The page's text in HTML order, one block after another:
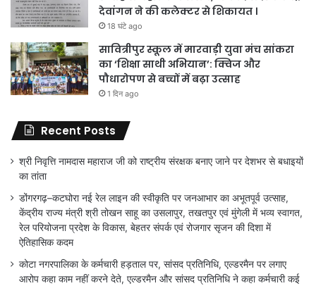
देवांगन ने की कलेक्टर से शिकायत ।
18 घंटे ago
सावित्रीपुर स्कूल में मारवाड़ी युवा मंच सांकरा
का ‘शिक्षा साथी अभियान’: क्विज और
पौधारोपण से बच्चों में बढ़ा उत्साह
1 दिन ago
Recent Posts
श्री निवृत्ति नामदास महाराज जी को राष्ट्रीय संरक्षक बनाए जाने पर देशभर से बधाइयों
का तांता
डोंगरगढ़–कटघोरा नई रेल लाइन की स्वीकृति पर जनआभार का अभूतपूर्व उत्साह,
केंद्रीय राज्य मंत्री श्री तोखन साहू का उसलापुर, तखतपुर एवं मुंगेली में भव्य स्वागत,
रेल परियोजना प्रदेश के विकास, बेहतर संपर्क एवं रोजगार सृजन की दिशा में
ऐतिहासिक कदम
कोटा नगरपालिका के कर्मचारी हड़ताल पर, सांसद प्रतिनिधि, एल्डरमैन पर लगाए
आरोप कहा काम नहीं करने देते, एल्डरमैन और सांसद प्रतिनिधि ने कहा कर्मचारी कई